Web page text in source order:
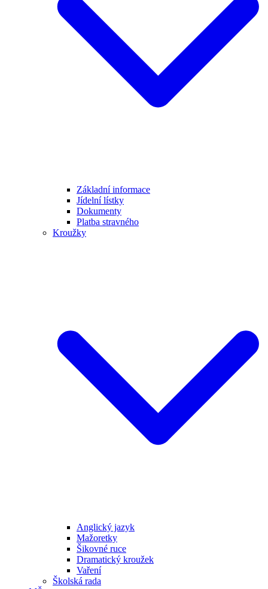
Základní informace
Jídelní lístky
Dokumenty
Platba stravného
Kroužky
Anglický jazyk
Mažoretky
Šikovné ruce
Dramatický kroužek
Vaření
Školská rada